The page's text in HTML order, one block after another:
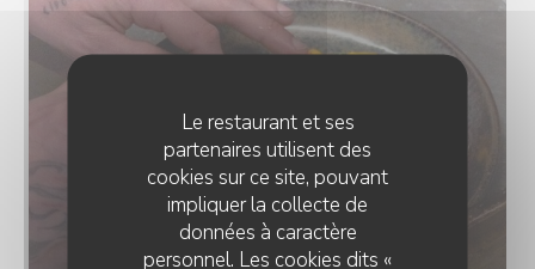
Le restaurant et ses
partenaires utilisent des
cookies sur ce site, pouvant
impliquer la collecte de
données à caractère
personnel. Les cookies dits «